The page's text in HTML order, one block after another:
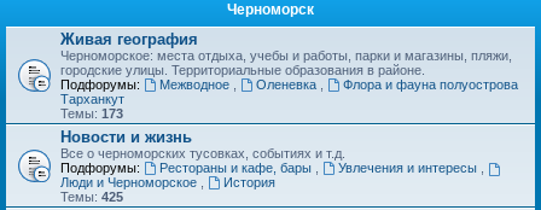
с
Черноморск
Живая география
Черноморское: места отдыха, учебы и работы, парки и магазины, пляжи,
городские улицы. Территориальные образования в районе.
Подфорумы:
Межводное Оленевка
Флора и фауна полуострова
Тарханкут
Темы: 173
Новости и жизнь
Все о черноморских тусовках, событиях и т.д.
Подфорумы:
Рестораны и кафе, бары Увлечения и интересы
Люди и Черноморское
История
Темы: 425